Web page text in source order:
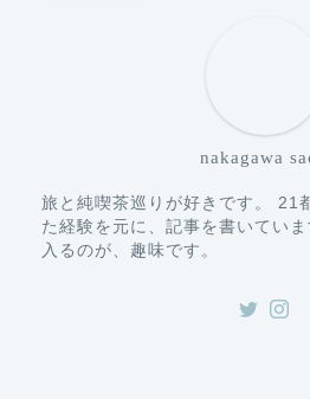
nakagawa
旅と純喫茶巡りが好きです。 21
た経験を元に、記事を書いてい
入るのが、趣味です。